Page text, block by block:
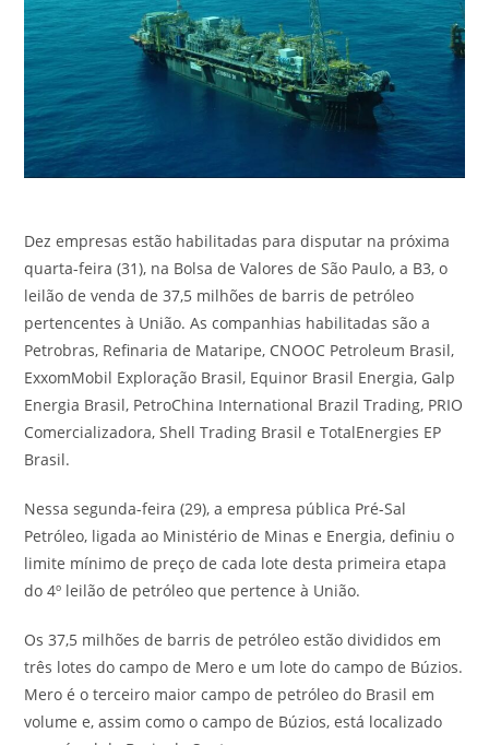
Dez empresas estão habilitadas para disputar na próxima
quarta-feira (31), na Bolsa de Valores de São Paulo, a B3, o
leilão de venda de 37,5 milhões de barris de petróleo
pertencentes à União. As companhias habilitadas são a
Petrobras, Refinaria de Mataripe, CNOOC Petroleum Brasil,
ExxomMobil Exploração Brasil, Equinor Brasil Energia, Galp
Energia Brasil, PetroChina International Brazil Trading, PRIO
Comercializadora, Shell Trading Brasil e TotalEnergies EP
Brasil.
Nessa segunda-feira (29), a empresa pública Pré-Sal
Petróleo, ligada ao Ministério de Minas e Energia, definiu o
limite mínimo de preço de cada lote desta primeira etapa
do 4º leilão de petróleo que pertence à União.
Os 37,5 milhões de barris de petróleo estão divididos em
três lotes do campo de Mero e um lote do campo de Búzios.
Mero é o terceiro maior campo de petróleo do Brasil em
volume e, assim como o campo de Búzios, está localizado